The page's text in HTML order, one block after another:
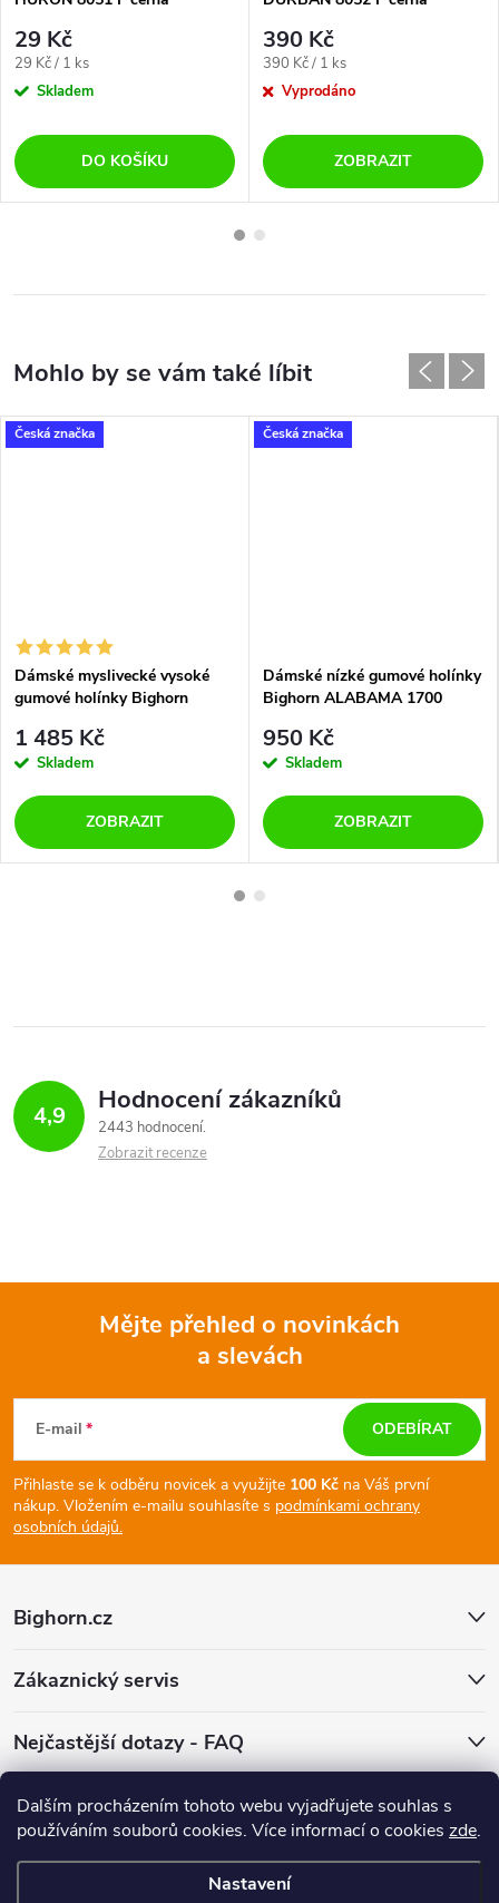
Dalším procházením tohoto webu vyjadřujete souhlas s
používáním souborů cookies. Více informací o cookies zde.
Nastavení
29 Kč
Měrná
cena:
29 Kč / 1 ks
Skladem
DO KOŠÍKU
390 Kč
Měrná
cena:
390 Kč / 1 ks
Vyprodáno
ZOBRAZIT
Česká značka
Dámské myslivecké vysoké
gumové holínky Bighorn
1 485 Kč
Skladem
ZOBRAZIT
Česká značka
Dámské nízké gumové holínky
Bighorn ALABAMA 1700
950 Kč
Skladem
ZOBRAZIT
4,9 Hodnocení zákazníků
2443 hodnocení
Zobrazit recenze
p
a
Mějte přehled o novinkách
a slevách
E-mail
Přihlaste se k odběru novicek a využijte 100 Kč na Váš první
nákup. Vložením e-mailu souhlasíte s podmínkami ochrany
osobních údajů.
ODEBÍRAT
Bighorn.cz
Zákaznický servis
Nejčastější dotazy - FAQ
Facebook